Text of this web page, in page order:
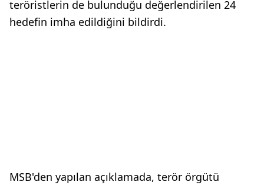
teröristlerin de bulunduğu değerlendirilen 24
hedefin imha edildiğini bildirdi.
MSB'den yapılan açıklamada, terör örgütü